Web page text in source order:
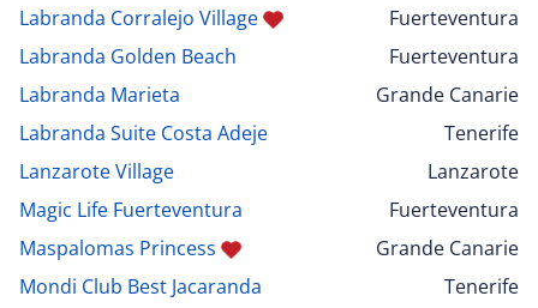
Labranda Corralejo Village
Fuerteventura
Labranda Golden Beach
Fuerteventura
Labranda Marieta
Grande Canarie
Labranda Suite Costa Adeje
Tenerife
Lanzarote Village
Lanzarote
Magic Life Fuerteventura
Fuerteventura
Maspalomas Princess
Grande Canarie
Mondi Club Best Jacaranda
Tenerife